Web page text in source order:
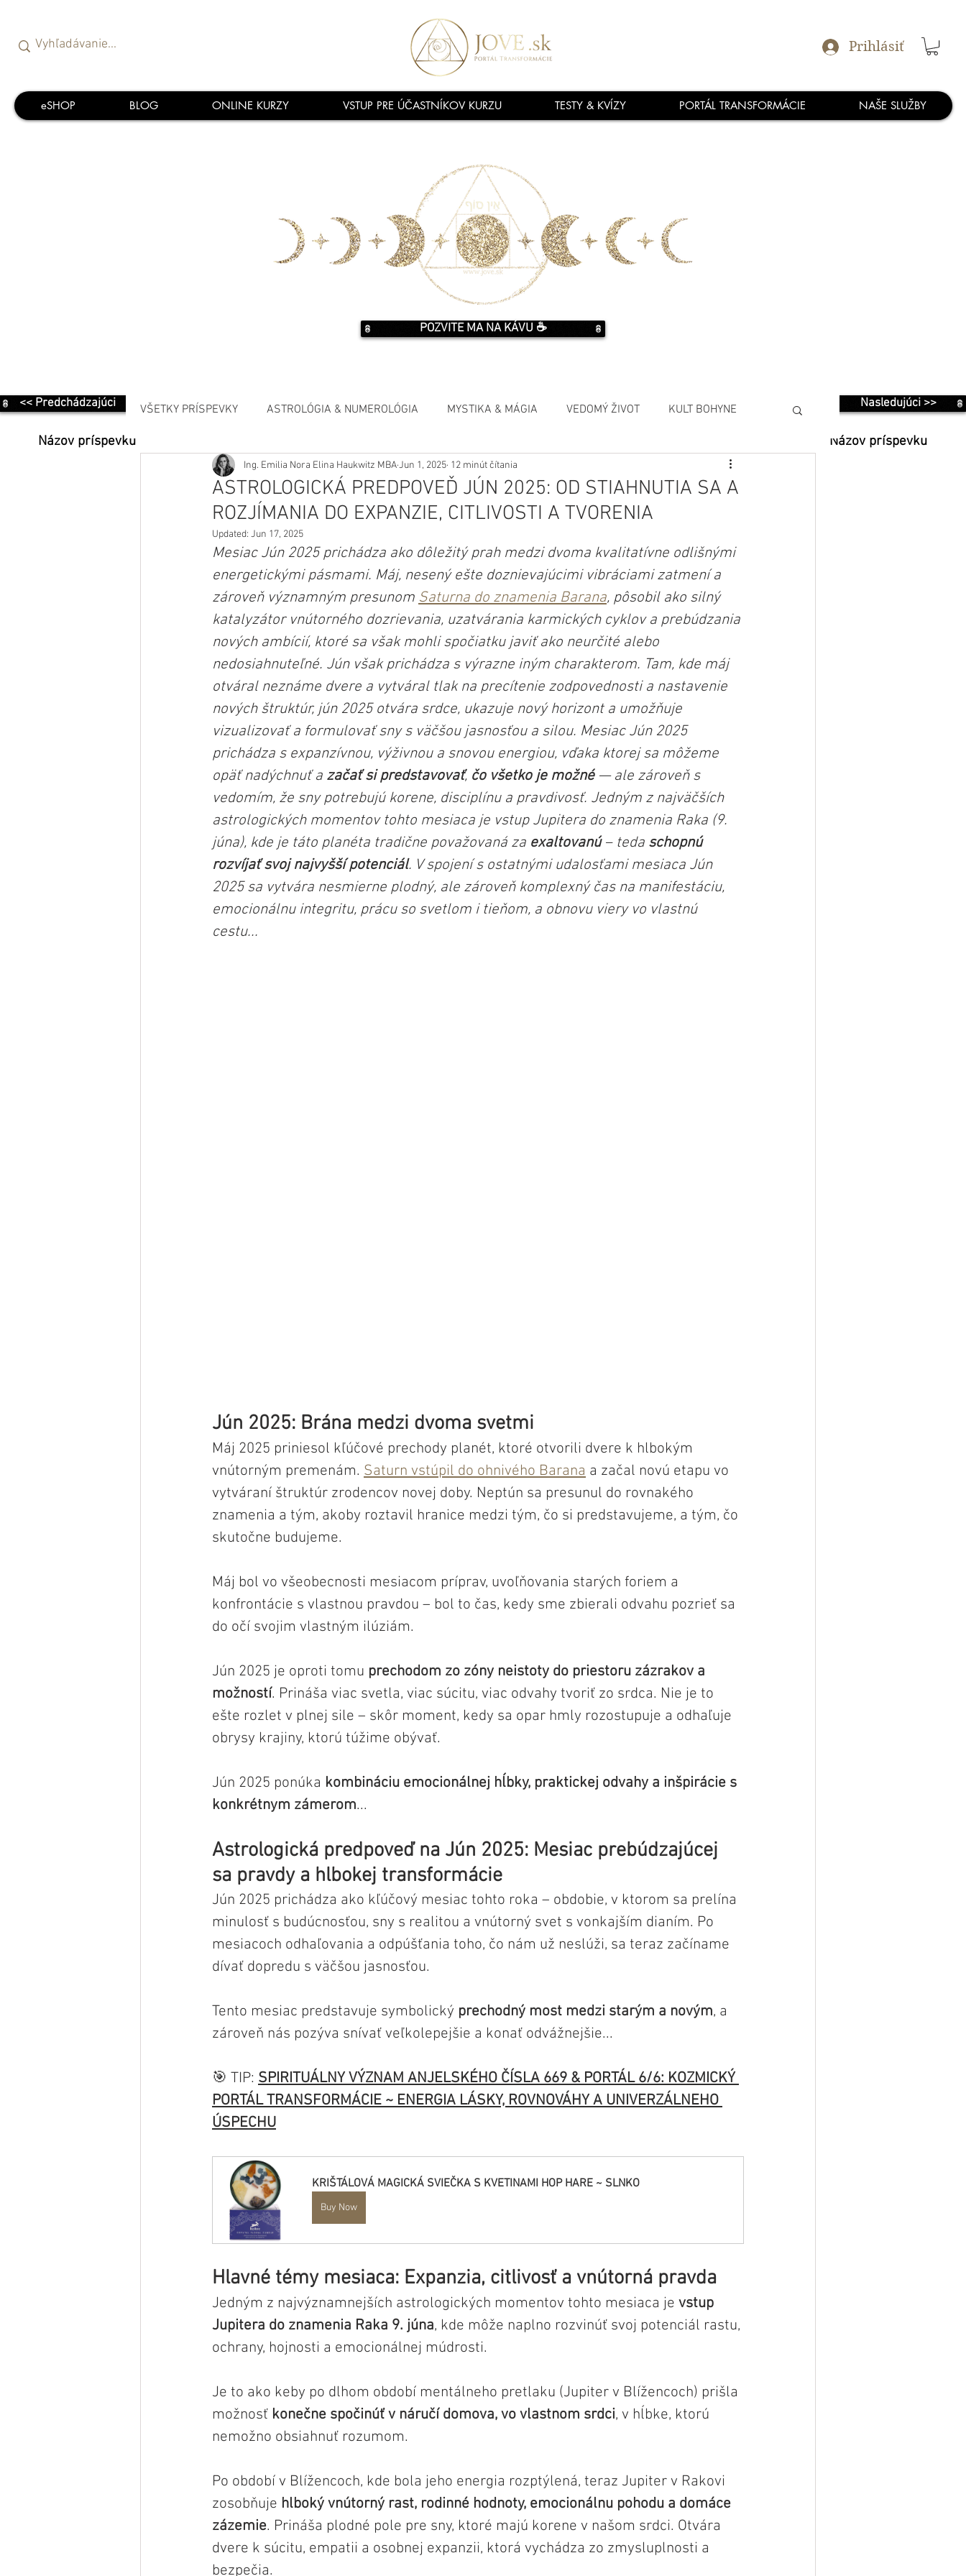
Prihlásiť
eSHOP BLOG ONLINE KURZY VSTUP PRE ÚČASTNÍKOV KURZU TESTY & KVÍZY PORTÁL TRANSFORMÁCIE NAŠE SLUŽBY
POZVITE MA NA KÁVU ☕️
<< Predchádzajúci
Názov príspevku
Nasledujúci >>
Názov príspevku
VŠETKY PRÍSPEVKY ASTROLÓGIA & NUMEROLÓGIA MYSTIKA & MÁGIA VEDOMÝ ŽIVOT KULT BOHYNE
MANIFESTÁCIA
ASTROLOGICKÁ PREDPOVEĎ JÚN 2025: OD STIAHNUTIA SA A
ROZJÍMANIA DO EXPANZIE, CITLIVOSTI A TVORENIA
Ing. Emilia Nora Elina Haukwitz MBAJun 1, 2025 12 minút čítania
Updated: Jun 17, 2025
Mesiac Jún 2025 prichádza ako dôležitý prah medzi dvoma kvalitatívne odlišnými
energetickými pásmami. Máj, nesený ešte doznievajúcimi vibráciami zatmení a
zároveň významným presunom Saturna do znamenia Barana, pôsobil ako silný
katalyzátor vnútorného dozrievania, uzatvárania karmických cyklov a prebúdzania
nových ambícií, ktoré sa však mohli spočiatku javiť ako neurčité alebo
nedosiahnuteľné. Jún však prichádza s výrazne iným charakterom. Tam, kde máj
otváral neznáme dvere a vytváral tlak na precítenie zodpovednosti a nastavenie
nových štruktúr, jún 2025 otvára srdce, ukazuje nový horizont a umožňuje
vizualizovať a formulovať sny s väčšou jasnosťou a silou. Mesiac Jún 2025
prichádza s expanzívnou, výživnou a snovou energiou, vďaka ktorej sa môžeme
opäť nadýchnuť a začať si predstavovať, čo všetko je možné — ale zároveň s
vedomím, že sny potrebujú korene, disciplínu a pravdivosť. Jedným z najväčších
astrologických momentov tohto mesiaca je vstup Jupitera do znamenia Raka (9.
júna), kde je táto planéta tradične považovaná za exaltovanú – teda schopnú
rozvíjať svoj najvyšší potenciál. V spojení s ostatnými udalosťami mesiaca Jún
2025 sa vytvára nesmierne plodný, ale zároveň komplexný čas na manifestáciu,
emocionálnu integritu, prácu so svetlom i tieňom, a obnovu viery vo vlastnú
cestu...
Jún 2025: Brána medzi dvoma svetmi
Máj 2025 priniesol kľúčové prechody planét, ktoré otvorili dvere k hlbokým
vnútorným premenám. Saturn vstúpil do ohnivého Barana a začal novú etapu vo
vytváraní štruktúr zrodencov novej doby. Neptún sa presunul do rovnakého
znamenia a tým, akoby roztavil hranice medzi tým, čo si predstavujeme, a tým, čo
skutočne budujeme.
Máj bol vo všeobecnosti mesiacom príprav, uvoľňovania starých foriem a
konfrontácie s vlastnou pravdou – bol to čas, kedy sme zbierali odvahu pozrieť sa
do očí svojim vlastným ilúziám.
Jún 2025 je oproti tomu prechodom zo zóny neistoty do priestoru zázrakov a
možností. Prináša viac svetla, viac súcitu, viac odvahy tvoriť zo srdca. Nie je to
ešte rozlet v plnej sile – skôr moment, kedy sa opar hmly rozostupuje a odhaľuje
obrysy krajiny, ktorú túžime obývať.
Jún 2025 ponúka kombináciu emocionálnej hĺbky, praktickej odvahy a inšpirácie s
konkrétnym zámerom...
Astrologická predpoveď na Jún 2025: Mesiac prebúdzajúcej
sa pravdy a hlbokej transformácie
Jún 2025 prichádza ako kľúčový mesiac tohto roka – obdobie, v ktorom sa prelína
minulosť s budúcnosťou, sny s realitou a vnútorný svet s vonkajším dianím. Po
mesiacoch odhaľovania a odpúšťania toho, čo nám už neslúži, sa teraz začíname
dívať dopredu s väčšou jasnosťou.
Tento mesiac predstavuje symbolický prechodný most medzi starým a novým, a
zároveň nás pozýva snívať veľkolepejšie a konať odvážnejšie...
🎯 TIP: SPIRITUÁLNY VÝZNAM ANJELSKÉHO ČÍSLA 669 & PORTÁL 6/6: KOZMICKÝ
PORTÁL TRANSFORMÁCIE ~ ENERGIA LÁSKY, ROVNOVÁHY A UNIVERZÁLNEHO
ÚSPECHU
KRIŠTÁLOVÁ MAGICKÁ SVIEČKA S KVETINAMI HOP HARE ~ SLNKO
Buy Now
Hlavné témy mesiaca: Expanzia, citlivosť a vnútorná pravda
Jedným z najvýznamnejších astrologických momentov tohto mesiaca je vstup
Jupitera do znamenia Raka 9. júna, kde môže naplno rozvinúť svoj potenciál rastu,
ochrany, hojnosti a emocionálnej múdrosti.
Je to ako keby po dlhom období mentálneho pretlaku (Jupiter v Blížencoch) prišla
možnosť konečne spočinúť v náručí domova, vo vlastnom srdci, v hĺbke, ktorú
nemožno obsiahnuť rozumom.
Po období v Blížencoch, kde bola jeho energia rozptýlená, teraz Jupiter v Rakovi
zosobňuje hlboký vnútorný rast, rodinné hodnoty, emocionálnu pohodu a domáce
zázemie. Prináša plodné pole pre sny, ktoré majú korene v našom srdci. Otvára
dvere k súcitu, empatii a osobnej expanzii, ktorá vychádza zo zmysluplnosti a
bezpečia.